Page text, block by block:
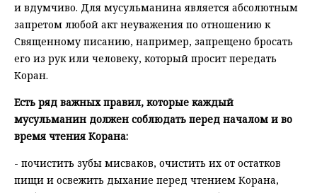
и вдумчиво. Для мусульманина является абсолютным
запретом любой акт неуважения по отношению к
Священному писанию, например, запрещено бросать
его из рук или человеку, который просит передать
Коран.
Есть ряд важных правил, которые каждый
мусульманин должен соблюдать перед началом и во
время чтения Корана:
- почистить зубы мисваков, очистить их от остатков
пищи и освежить дыхание перед чтением Корана,